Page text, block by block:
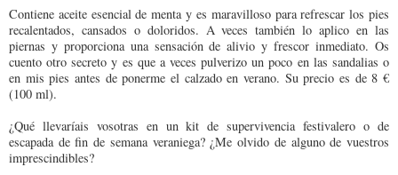
Contiene aceite esencial de menta y es maravilloso para refrescar los pies
recalentados, cansados o doloridos. A veces también lo aplico en las
piernas y proporciona una sensación de alivio y frescor inmediato. Os
cuento otro secreto y es que a veces pulverizo un poco en las sandalias o
en mis pies antes de ponerme el calzado en verano. Su precio es de 8 €
(100 ml).
¿Qué llevaríais vosotras en un kit de supervivencia festivalero o de
escapada de fin de semana veraniega? ¿Me olvido de alguno de vuestros
imprescindibles?